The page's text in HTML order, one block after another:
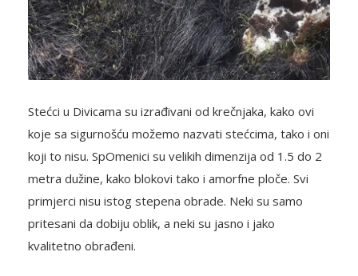
Stećci u Divicama su izrađivani od krečnjaka, kako ovi
koje sa sigurnošću možemo nazvati stećcima, tako i oni
koji to nisu. SpOmenici su velikih dimenzija od 1.5 do 2
metra dužine, kako blokovi tako i amorfne ploče. Svi
primjerci nisu istog stepena obrade. Neki su samo
pritesani da dobiju oblik, a neki su jasno i jako
kvalitetno obrađeni.